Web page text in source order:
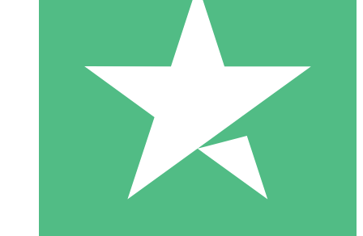
Individuele Creditpakketten
Betaal per gebruik met downloadtegoeden. Geen maandelijkse
1000